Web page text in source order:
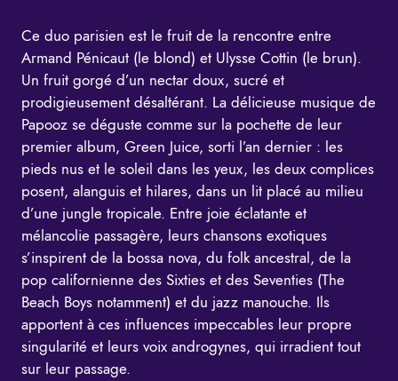
Ce duo parisien est le fruit de la rencontre entre
Armand Pénicaut (le blond) et Ulysse Cottin (le brun).
Un fruit gorgé d’un nectar doux, sucré et
prodigieusement désaltérant. La délicieuse musique de
Papooz se déguste comme sur la pochette de leur
premier album, Green Juice, sorti l’an dernier : les
pieds nus et le soleil dans les yeux, les deux complices
posent, alanguis et hilares, dans un lit placé au milieu
d’une jungle tropicale. Entre joie éclatante et
mélancolie passagère, leurs chansons exotiques
s’inspirent de la bossa nova, du folk ancestral, de la
pop californienne des Sixties et des Seventies (The
Beach Boys notamment) et du jazz manouche. Ils
apportent à ces influences impeccables leur propre
singularité et leurs voix androgynes, qui irradient tout
sur leur passage.